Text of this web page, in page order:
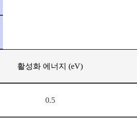
활성화 에너지 (eV)
0.5